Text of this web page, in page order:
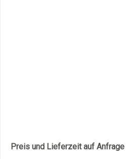
Preis und Lieferzeit auf Anfrage